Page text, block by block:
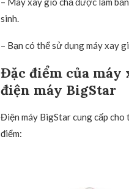
sinh.
– Bạn có thể sử dụng máy xay
Đặc điểm của máy
điện máy BigStar
Điện máy BigStar cung cấp
điểm: